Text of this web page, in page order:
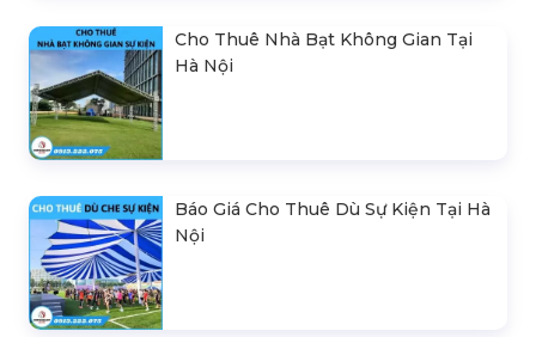
Cho Thuê Nhà Bạt Không Gian Tại
Hà Nội
Báo Giá Cho Thuê Dù Sự Kiện Tại Hà
Nội